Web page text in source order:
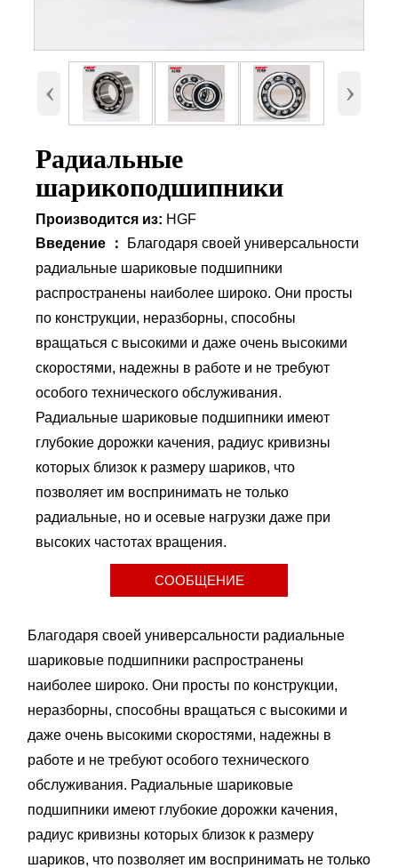
‹ ›
Радиальные
шарикоподшипники
Производится из: HGF
Введение ：
Благодаря своей универсальности
радиальные шариковые подшипники
распространены наиболее широко. Они просты
по конструкции, неразборны, способны
вращаться с высокими и даже очень высокими
скоростями, надежны в работе и не требуют
особого технического обслуживания.
Радиальные шариковые подшипники имеют
глубокие дорожки качения, радиус кривизны
которых близок к размеру шариков, что
позволяет им воспринимать не только
радиальные, но и осевые нагрузки даже при
высоких частотах вращения.
СООБЩЕНИЕ
Благодаря своей универсальности радиальные
шариковые подшипники распространены
наиболее широко. Они просты по конструкции,
неразборны, способны вращаться с высокими и
даже очень высокими скоростями, надежны в
работе и не требуют особого технического
обслуживания. Радиальные шариковые
подшипники имеют глубокие дорожки качения,
радиус кривизны которых близок к размеру
шариков, что позволяет им воспринимать не только